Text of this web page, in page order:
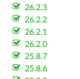
26.2.3
26.2.2
26.2.1
26.2.0
25.8.7
25.8.6